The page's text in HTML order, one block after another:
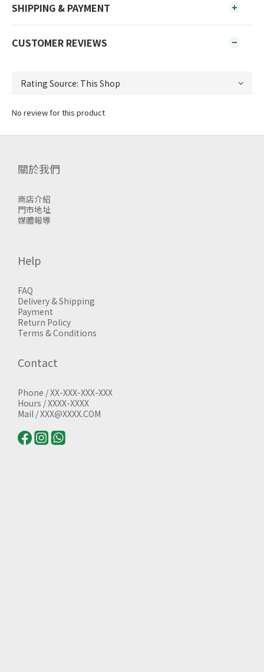
SHIPPING & PAYMENT
CUSTOMER REVIEWS
No review for this product
關於我們
商店介紹
門市地址
媒體報導
Help
FAQ
Delivery & Shipping
Payment
Return Policy
Terms & Conditions
Contact
Phone / XX-XXX-XXX-XXX
Hours / XXXX-XXXX
Mail / XXX@XXXX.COM